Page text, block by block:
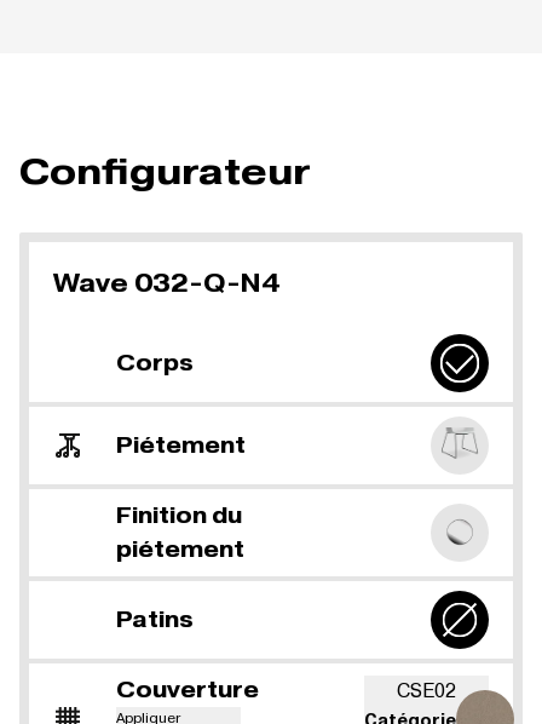
Configurateur
Wave 032-Q-N4
Corps
Piétement
Finition du
piétement
Patins
Couverture
Appliquer
CSE02